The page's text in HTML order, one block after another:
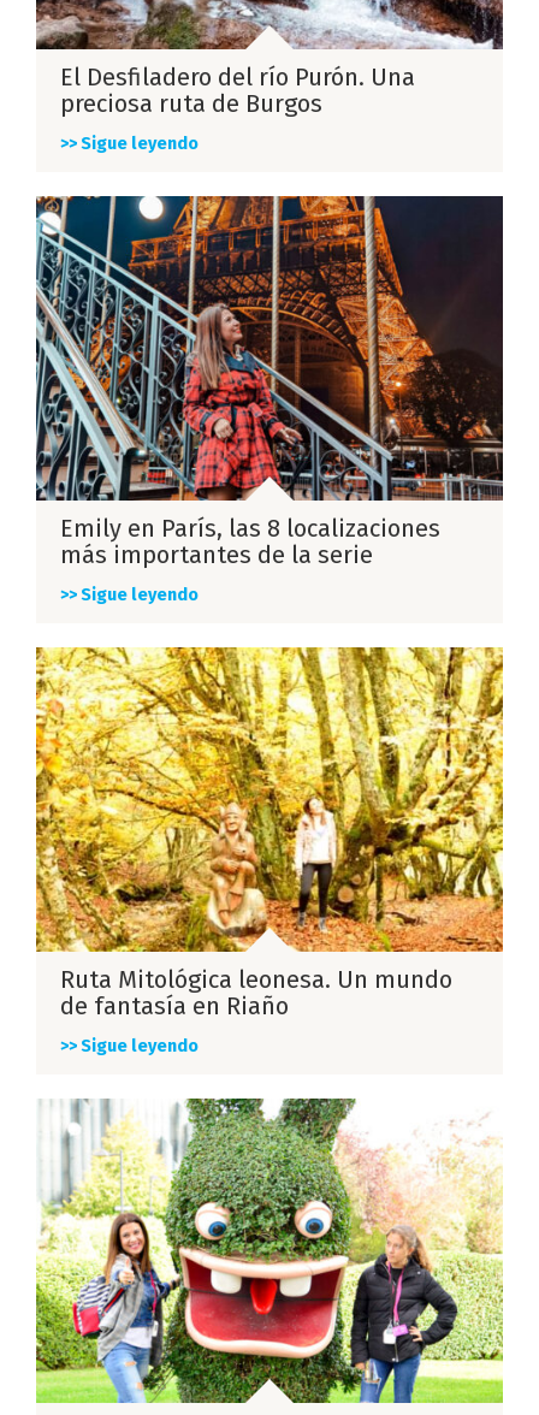
El Desfiladero del río Purón. Una
preciosa ruta de Burgos
>> Sigue leyendo
Emily en París, las 8 localizaciones
más importantes de la serie
>> Sigue leyendo
Ruta Mitológica leonesa. Un mundo
de fantasía en Riaño
>> Sigue leyendo